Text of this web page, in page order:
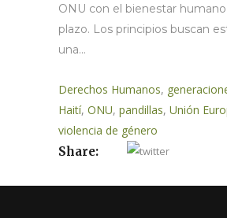
ONU con el bienestar
plazo. Los principios buscan
una...
Derechos Humanos,
Haití, ONU, pandillas, Unión
violencia de género
Share: